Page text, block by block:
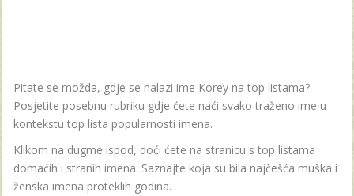
Pitate se možda, gdje se nalazi ime Korey na top listama?
Posjetite posebnu rubriku gdje ćete naći svako traženo ime u
kontekstu top lista popularnosti imena.
Klikom na dugme ispod, doći ćete na stranicu s top listama
domaćih i stranih imena. Saznajte koja su bila najčešća muška i
ženska imena proteklih godina.